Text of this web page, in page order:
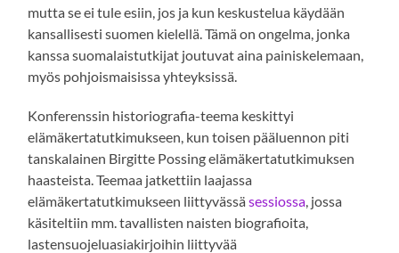
mutta se ei tule esiin, jos ja kun keskustelua käydään
kansallisesti suomen kielellä. Tämä on ongelma, jonka
kanssa suomalaistutkijat joutuvat aina painiskelemaan,
myös pohjoismaisissa yhteyksissä.
Konferenssin historiografia-teema keskittyi
elämäkertatutkimukseen, kun toisen pääluennon piti
tanskalainen Birgitte Possing elämäkertatutkimuksen
haasteista. Teemaa jatkettiin laajassa
elämäkertatutkimukseen liittyvässäsessiossa, jossa
käsiteltiin mm. tavallisten naisten biografioita,
lastensuojeluasiakirjoihin liittyvää